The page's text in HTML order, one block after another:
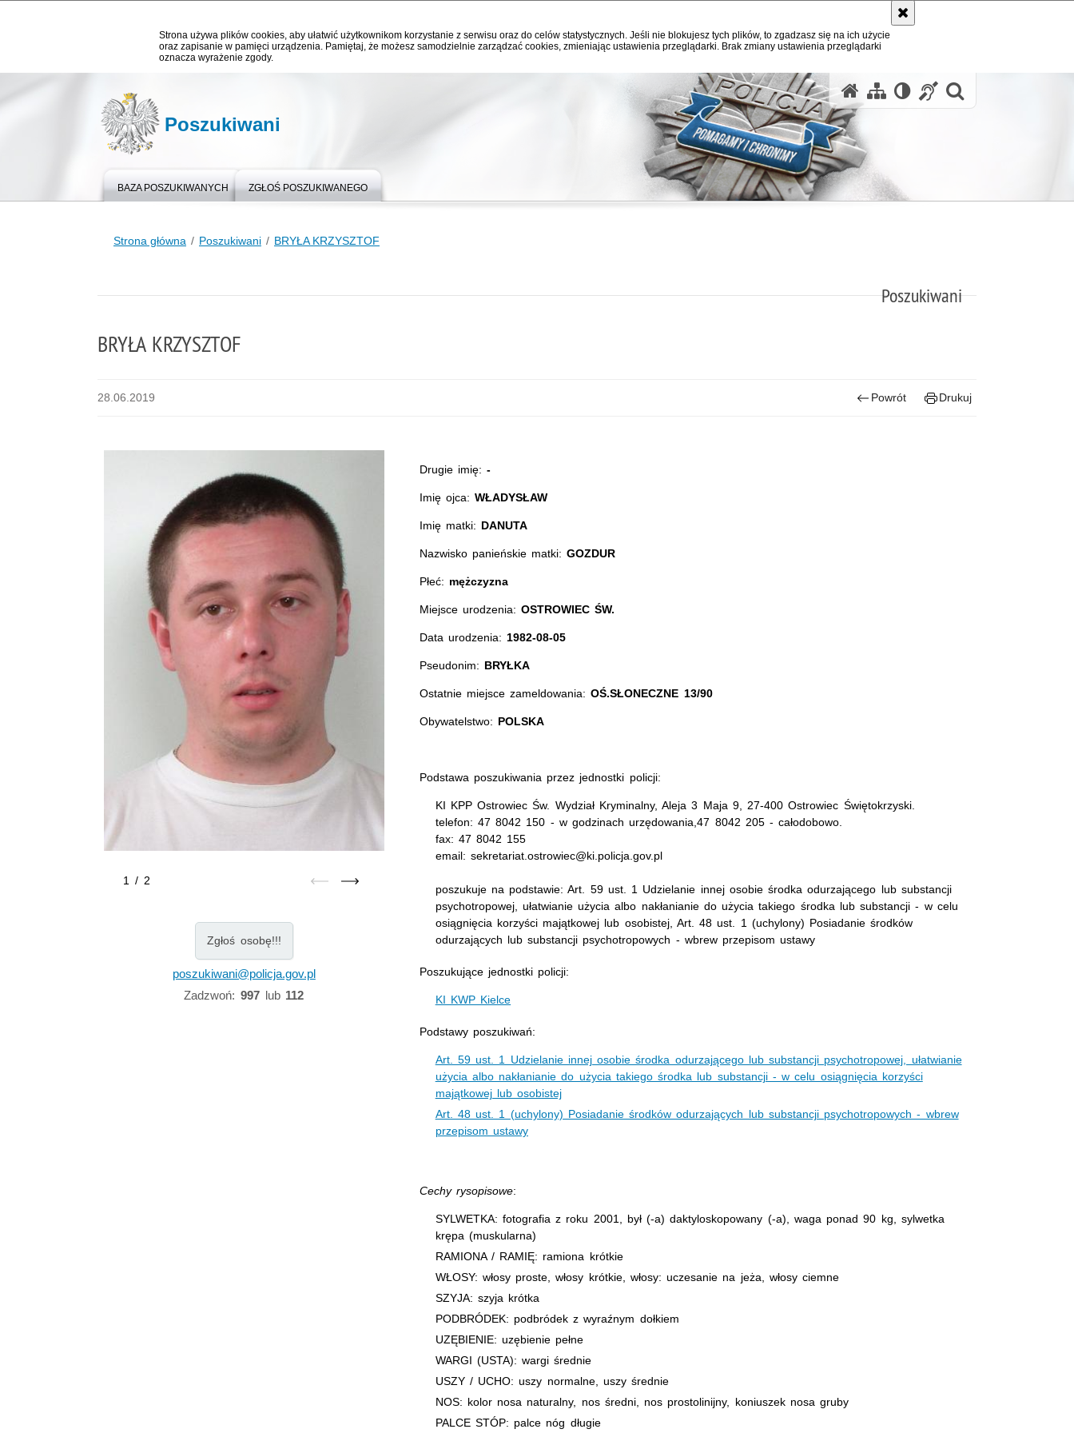
Strona używa plików cookies, aby ułatwić użytkownikom korzystanie z serwisu oraz do celów statystycznych. Jeśli nie blokujesz tych plików, to zgadzasz się na ich użycie
oraz zapisanie w pamięci urządzenia. Pamiętaj, że możesz samodzielnie zarządzać cookies, zmieniając ustawienia przeglądarki. Brak zmiany ustawienia przeglądarki
oznacza wyrażenie zgody.
Poszukiwani
BAZA POSZUKIWANYCH ZGŁOŚ POSZUKIWANEGO
Strona główna Poszukiwani BRYŁA KRZYSZTOF
Poszukiwani
BRYŁA KRZYSZTOF
28.06.2019 Powrót Drukuj
1 / 2
Zgłoś osobę!!!
poszukiwani@policja.gov.pl
Zadzwoń: 997lub 112
Drugie imię:-
Imię ojca:WŁADYSŁAW
Imię matki: DANUTA
Nazwisko panieńskie matki:GOZDUR
Płeć: mężczyzna
Miejsce urodzenia:OSTROWIEC ŚW.
Data urodzenia: 1982-08-05
Pseudonim: BRYŁKA
Ostatnie miejsce zameldowania:OŚ.SŁONECZNE 13/90
Obywatelstwo: POLSKA
Podstawa poszukiwania przez jednostki policji:
KI KPP Ostrowiec Św. Wydział Kryminalny, Aleja 3 Maja 9, 27-400 Ostrowiec Świętokrzyski.
telefon: 47 8042 150 - w godzinach urzędowania,47 8042 205 - całodobowo.
fax: 47 8042 155
email: sekretariat.ostrowiec@ki.policja.gov.pl
poszukuje na podstawie: Art. 59 ust. 1 Udzielanie innej osobie środka odurzającego lub substancji
psychotropowej, ułatwianie użycia albo nakłanianie do użycia takiego środka lub substancji - w celu
osiągnięcia korzyści majątkowej lub osobistej, Art. 48 ust. 1 (uchylony) Posiadanie środków
odurzających lub substancji psychotropowych - wbrew przepisom ustawy
Poszukujące jednostki policji:
KI KWP Kielce
Podstawy poszukiwań:
Art. 59 ust. 1 Udzielanie innej osobie środka odurzającego lub substancji psychotropowej, ułatwianie
użycia albo nakłanianie do użycia takiego środka lub substancji - w celu osiągnięcia korzyści
majątkowej lub osobistej
Art. 48 ust. 1 (uchylony) Posiadanie środków odurzających lub substancji psychotropowych - wbrew
przepisom ustawy
Cechy rysopisowe:
SYLWETKA: fotografia z roku 2001, był (-a) daktyloskopowany (-a), waga ponad 90 kg, sylwetka
krępa (muskularna)
RAMIONA / RAMIĘ: ramiona krótkie
WŁOSY: włosy proste, włosy krótkie, włosy: uczesanie na jeża, włosy ciemne
SZYJA: szyja krótka
PODBRÓDEK: podbródek z wyraźnym dołkiem
UZĘBIENIE: uzębienie pełne
WARGI (USTA): wargi średnie
USZY / UCHO: uszy normalne, uszy średnie
NOS: kolor nosa naturalny, nos średni, nos prostolinijny, koniuszek nosa gruby
PALCE STÓP: palce nóg długie